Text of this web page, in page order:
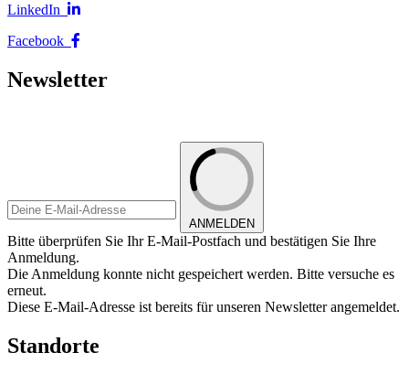
LinkedIn
Facebook
Newsletter
ANMELDEN
Bitte überprüfen Sie Ihr E-Mail-Postfach und bestätigen Sie Ihre
Anmeldung.
Die Anmeldung konnte nicht gespeichert werden. Bitte versuche es
erneut.
Diese E-Mail-Adresse ist bereits für unseren Newsletter angemeldet.
Standorte